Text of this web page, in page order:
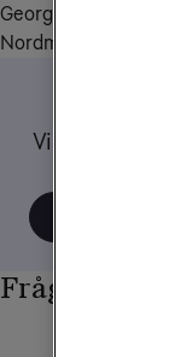
Georgien, Gibraltar,
Nordmakedonien,
Vi har samlat
Frågor och